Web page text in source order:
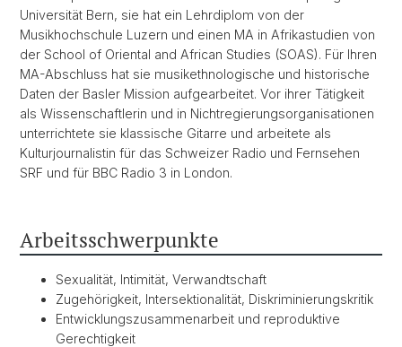
Universität Bern, sie hat ein Lehrdiplom von der
Musikhochschule Luzern und einen MA in Afrikastudien von
der School of Oriental and African Studies (SOAS). Für Ihren
MA-Abschluss hat sie musikethnologische und historische
Daten der Basler Mission aufgearbeitet. Vor ihrer Tätigkeit
als Wissenschaftlerin und in Nichtregierungsorganisationen
unterrichtete sie klassische Gitarre und arbeitete als
Kulturjournalistin für das Schweizer Radio und Fernsehen
SRF und für BBC Radio 3 in London.
Arbeitsschwerpunkte
Sexualität, Intimität, Verwandtschaft
Zugehörigkeit, Intersektionalität, Diskriminierungskritik
Entwicklungszusammenarbeit und reproduktive
Gerechtigkeit